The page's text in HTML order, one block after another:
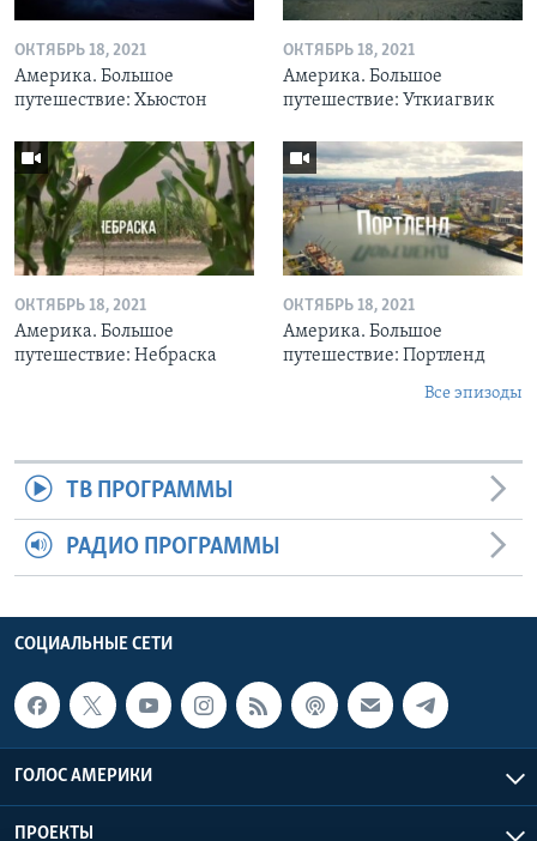
ОКТЯБРЬ 18, 2021
Америка. Большое
путешествие: Хьюстон
ОКТЯБРЬ 18, 2021
Америка. Большое
путешествие: Уткиагвик
ОКТЯБРЬ 18, 2021
Америка. Большое
путешествие: Небраска
ОКТЯБРЬ 18, 2021
Америка. Большое
путешествие: Портленд
Все эпизоды
ТВ ПРОГРАММЫ
РАДИО ПРОГРАММЫ
СОЦИАЛЬНЫЕ СЕТИ
ГОЛОС АМЕРИКИ
ПРОЕКТЫ